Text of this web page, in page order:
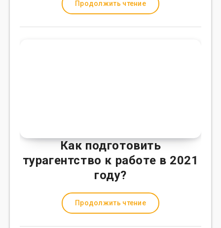
Продолжить чтение
Как подготовить
турагентство к работе в 2021
году?
Продолжить чтение